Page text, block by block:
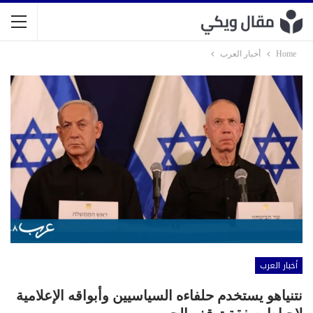
Home أخبار العرب
أخبار العرب
نتنياهو يستخدم حلفاءه السياسيين وأبواقه الإعلامية